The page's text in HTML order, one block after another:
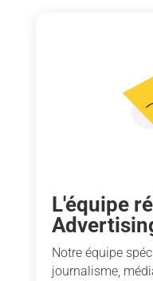
L'équipe
Notre équipe
journalisme,